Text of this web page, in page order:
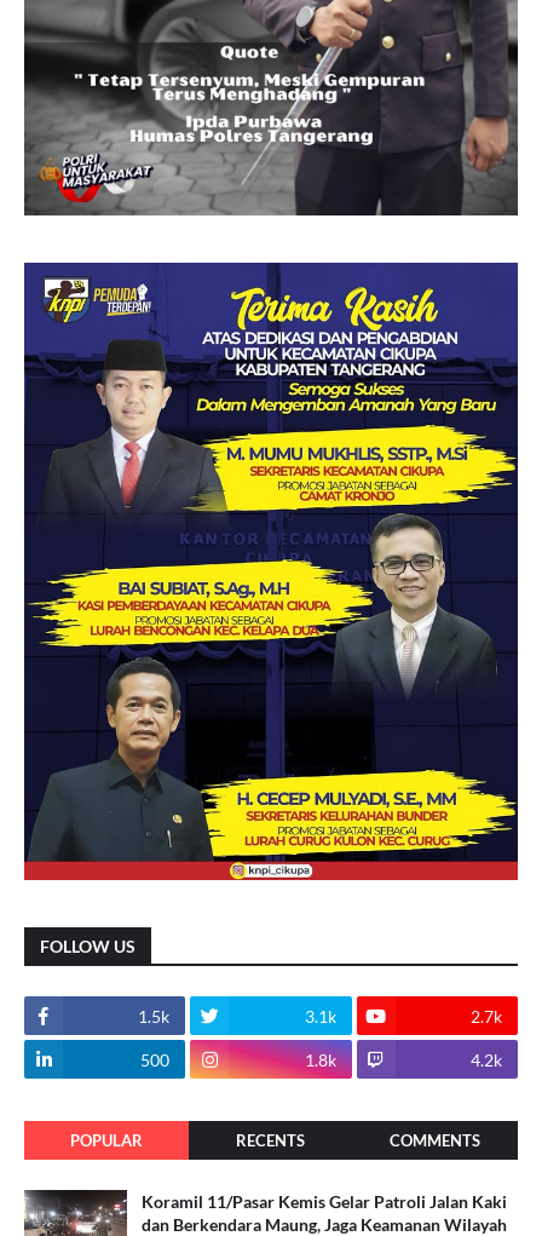
FOLLOW US
1.5k 3.1k 2.7k
500 1.8k 4.2k
POPULAR RECENTS COMMENTS
Koramil 11/Pasar Kemis Gelar Patroli Jalan Kaki
dan Berkendara Maung, Jaga Keamanan Wilayah